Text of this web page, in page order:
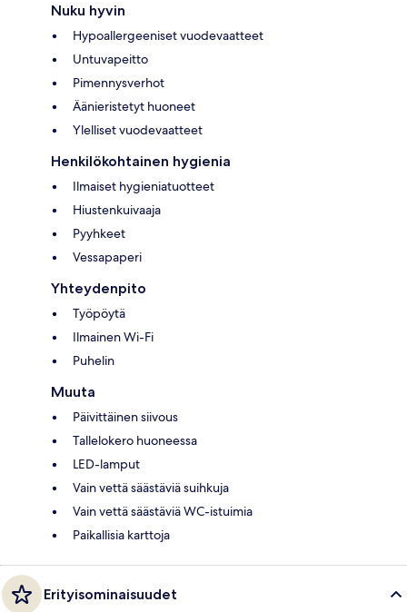
Nuku hyvin
Hypoallergeeniset vuodevaatteet
Untuvapeitto
Pimennysverhot
Äänieristetyt huoneet
Ylelliset vuodevaatteet
Henkilökohtainen hygienia
Ilmaiset hygieniatuotteet
Hiustenkuivaaja
Pyyhkeet
Vessapaperi
Yhteydenpito
Työpöytä
Ilmainen Wi-Fi
Puhelin
Muuta
Päivittäinen siivous
Tallelokero huoneessa
LED-lamput
Vain vettä säästäviä suihkuja
Vain vettä säästäviä WC-istuimia
Paikallisia karttoja
Erityisominaisuudet